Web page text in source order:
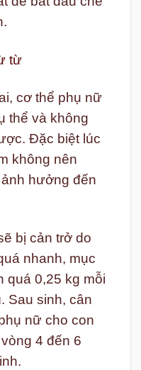
từ
cơ thể phụ nữ
thể và không
Đặc biệt lúc
không nên
hưởng đến
bị cản trở do
nhanh, mục
quá 0,25 kg mỗi
Sau sinh, cân
nữ cho con
4 đến 6